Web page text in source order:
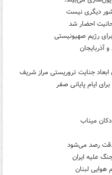
دیگری نیست
احضار شد
رژیم صهیونیستی
و آذربایجان
جنایت تروریستی مراز شریف
ایام پایانی صفر
میناب
رصد می‌شود
هوایی لبنان